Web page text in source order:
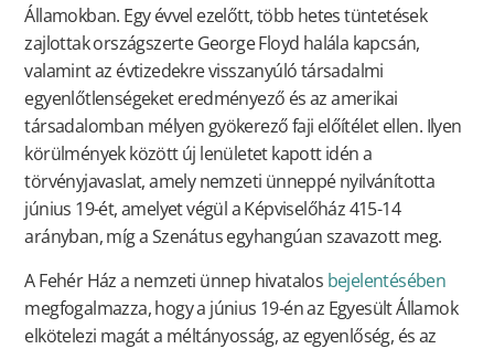
Államokban. Egy évvel ezelőtt, több hetes tüntetések
zajlottak országszerte George Floyd halála kapcsán,
valamint az évtizedekre visszanyúló társadalmi
egyenlőtlenségeket eredményező és az amerikai
társadalomban mélyen gyökerező faji előítélet ellen. Ilyen
körülmények között új lenületet kapott idén a
törvényjavaslat, amely nemzeti ünneppé nyilvánította
június 19-ét, amelyet végül a Képviselőház 415-14
arányban, míg a Szenátus egyhangúan szavazott meg.
A Fehér Ház a nemzeti ünnep hivatalos bejelentésében
megfogalmazza, hogy a június 19-én az Egyesült Államok
elkötelezi magát a méltányosság, az egyenlőség, és az